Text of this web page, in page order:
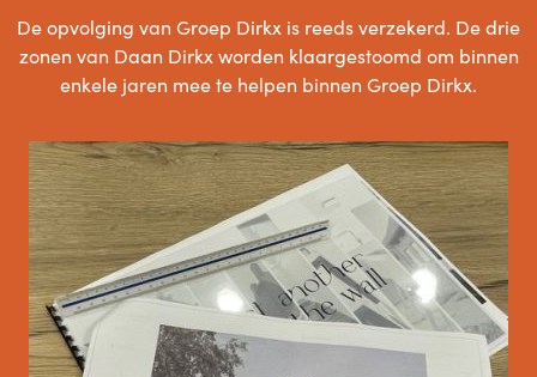
Thijs
Bekister
Sjef
Bekister
Kristof
Metser
De opvolging van Groep Dirkx is reeds verzekerd. De drie
zonen van Daan Dirkx worden klaargestoomd om binnen
enkele jaren mee te helpen binnen Groep Dirkx.